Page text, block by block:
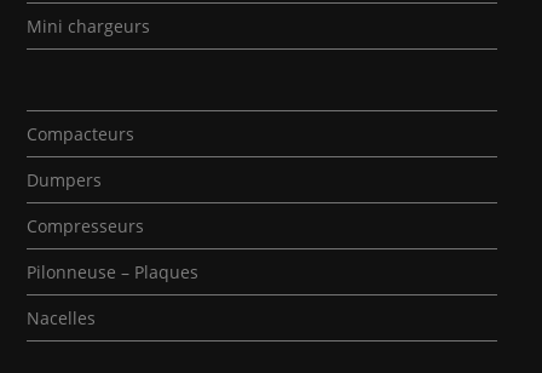
Mini chargeurs
Compacteurs
Dumpers
Compresseurs
Pilonneuse – Plaques
Nacelles